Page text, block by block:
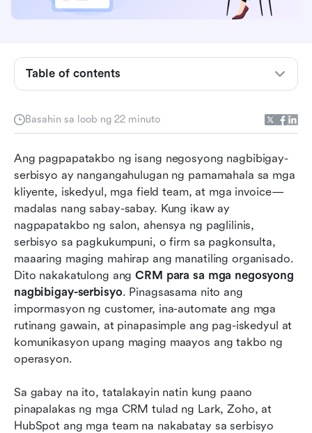
Basahin sa loob ng 22 minuto
Ang pagpapatakbo ng isang negosyong nagbibigay-
serbisyo ay nangangahulugan ng pamamahala sa mga
kliyente, iskedyul, mga field team, at mga invoice—
madalas nang sabay-sabay. Kung ikaw ay
nagpapatakbo ng salon, ahensya ng paglilinis,
serbisyo sa pagkukumpuni, o firm sa pagkonsulta,
maaaring maging mahirap ang manatiling organisado.
Dito nakakatulong ang CRM para sa mga negosyong
nagbibigay-serbisyo. Pinagsasama nito ang
impormasyon ng customer, ina-automate ang mga
rutinang gawain, at pinapasimple ang pag-iskedyul at
komunikasyon upang maging maayos ang takbo ng
operasyon.
Sa gabay na ito, tatalakayin natin kung paano
pinapalakas ng mga CRM tulad ng Lark, Zoho, at
HubSpot ang mga team na nakabatay sa serbisyo
Table of contents
Ano ang CRM para sa mga negosyong
nagbibigay ng serbisyo?
Nangungunang 10 CRM na kasangkapan para
sa mga negosyong nagbibigay-serbisyo na
dapat malaman ng lahat
Mga kailangang tampok ng CRM para sa mga
negosyong nagbibigay-serbisyo
Paano pumili ng tamang CRM para sa iyong
negosyong serbisyo
Mga pangunahing benepisyo ng CRM na dapat
malaman ng bawat negosyong nagbibigay-
serbisyo
Pagsisimula: Pagpapatupad ng CRM sa isang
negosyong nagbibigay-serbisyo
Konklusyon